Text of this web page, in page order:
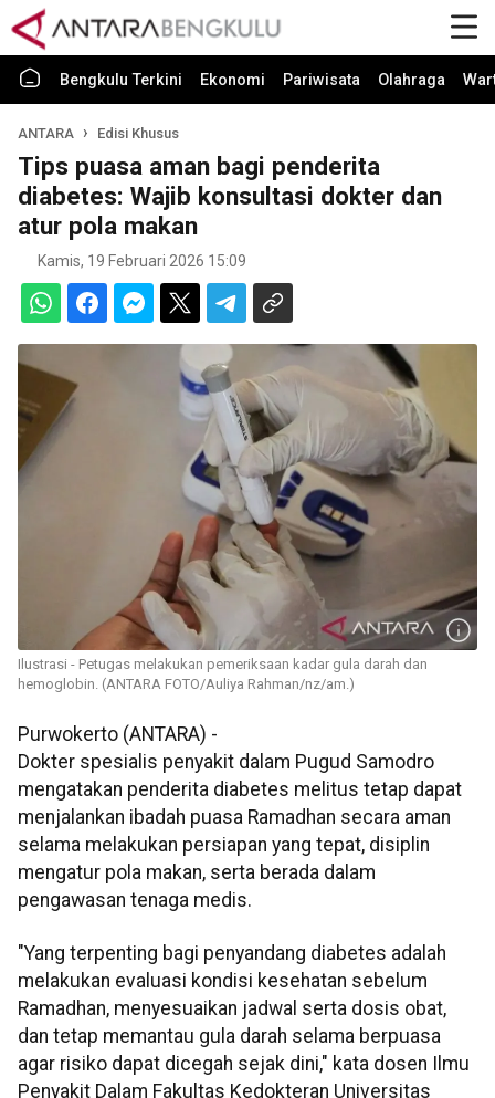
Bengkulu Terkini Ekonomi Pariwisata Olahraga
ANTARA Edisi Khusus
Tips puasa aman bagi penderita
diabetes: Wajib konsultasi dokter dan
atur pola makan
Kamis, 19 Februari 2026 15:09
Ilustrasi - Petugas melakukan pemeriksaan kadar gula darah dan
hemoglobin. (ANTARA FOTO/Auliya Rahman/nz/am.)
Purwokerto (ANTARA) -
Dokter spesialis penyakit dalam Pugud Samodro
mengatakan penderita diabetes melitus tetap dapat
menjalankan ibadah puasa Ramadhan secara aman
selama melakukan persiapan yang tepat, disiplin
mengatur pola makan, serta berada dalam
pengawasan tenaga medis.
"Yang terpenting bagi penyandang diabetes adalah
melakukan evaluasi kondisi kesehatan sebelum
Ramadhan, menyesuaikan jadwal serta dosis obat,
dan tetap memantau gula darah selama berpuasa
agar risiko dapat dicegah sejak dini," kata dosen Ilmu
Penyakit Dalam Fakultas Kedokteran Universitas